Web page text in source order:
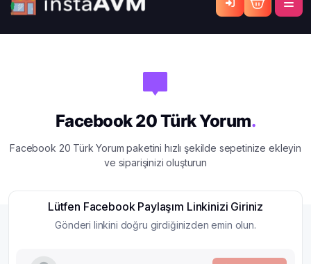
Facebook 20 Türk Yorum.
Facebook 20 Türk Yorum paketini hızlı şekilde sepetinize ekleyin
ve siparişinizi oluşturun
Lütfen Facebook Paylaşım Linkinizi Giriniz
Gönderi linkini doğru girdiğinizden emin olun.